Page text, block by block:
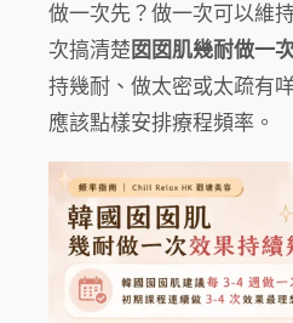
做一次先？做一次可以維
次搞清楚 囡囡肌幾耐做一
持幾耐、做太密或太疏有
應該點樣安排療程頻率。